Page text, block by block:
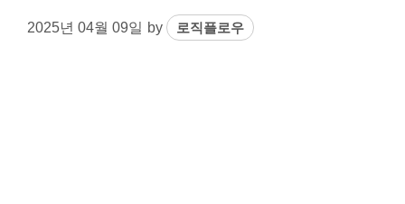
2025년 04월 09일 by 로직플로우